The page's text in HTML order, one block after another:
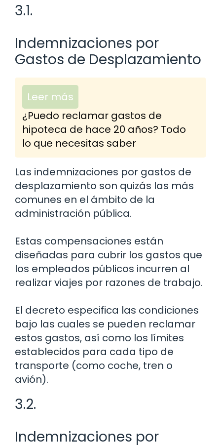
3.1.
Indemnizaciones por
Gastos de Desplazamiento
Leer más
¿Puedo reclamar gastos de
hipoteca de hace 20 años? Todo
lo que necesitas saber
Las indemnizaciones por gastos de
desplazamiento son quizás las más
comunes en el ámbito de la
administración pública.
Estas compensaciones están
diseñadas para cubrir los gastos que
los empleados públicos incurren al
realizar viajes por razones de trabajo.
El decreto especifica las condiciones
bajo las cuales se pueden reclamar
estos gastos, así como los límites
establecidos para cada tipo de
transporte (como coche, tren o
avión).
3.2.
Indemnizaciones por